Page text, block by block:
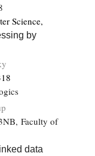
Science,
by
Faculty of
data